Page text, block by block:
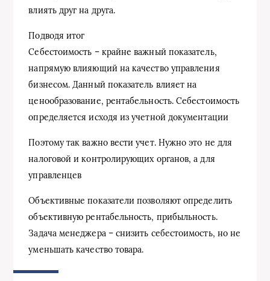
влиять друг на друга.
Подводя итог
Себестоимость – крайне важный показатель,
напрямую влияющий на качество управления
бизнесом. Данный показатель влияет на
ценообразование, рентабельность. Себестоимость
определяется исходя из учетной документации
Поэтому так важно вести учет. Нужно это не для
налоговой и контролирующих органов, а для
управленцев
Объективные показатели позволяют определить
объективную рентабельность, прибыльность.
Задача менеджера – снизить себестоимость, но не
уменьшать качество товара.